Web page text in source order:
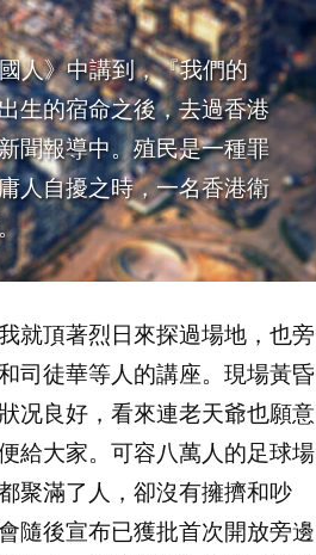
人》中講到，『我們的
生的宿命之後，去過香港
聞報導中。殖民是一種罪
人自擾之時，一名香港衛
頂著烈日來探過場地，也旁
司徒華等人的講座。現場黃昏
况良好，看來連老天爺也願意
給大家。可容八萬人的足球場
聚滿了人，卻沒有擁擠和吵
隨後宣布已獲批首次開放旁邊